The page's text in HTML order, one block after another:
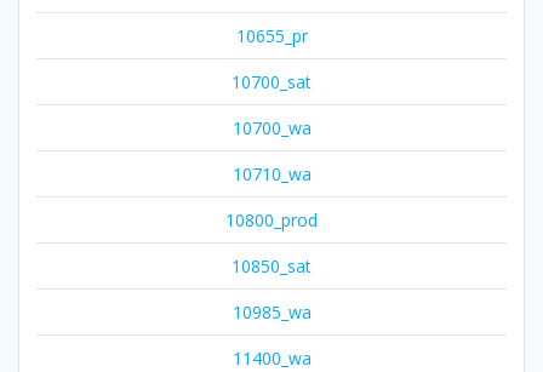
10655_pr
10700_sat
10700_wa
10710_wa
10800_prod
10850_sat
10985_wa
11400_wa